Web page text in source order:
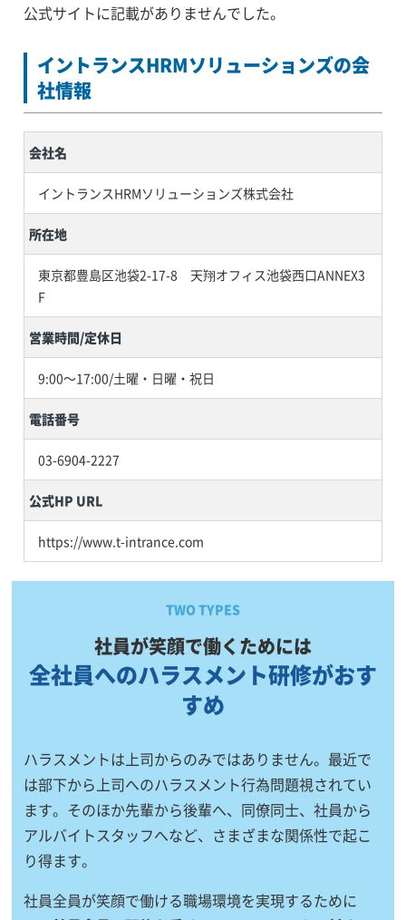
公式サイトに記載がありませんでした。
イントランスHRMソリューションズの会
社情報
会社名
イントランスHRMソリューションズ株式会社
所在地
東京都豊島区池袋2-17-8 天翔オフィス池袋西口ANNEX3
F
営業時間/定休日
9:00～17:00/土曜・日曜・祝日
電話番号
03-6904-2227
公式HP URL
https://www.t-intrance.com
TWO TYPES
社員が笑顔で働くためには
全社員へのハラスメント研修がおす
すめ
ハラスメントは上司からのみではありません。最近で
は部下から上司へのハラスメント行為問題視されてい
ます。そのほか先輩から後輩へ、同僚同士、社員から
アルバイトスタッフへなど、さまざまな関係性で起こ
り得ます。
社員全員が笑顔で働ける職場環境を実現するために